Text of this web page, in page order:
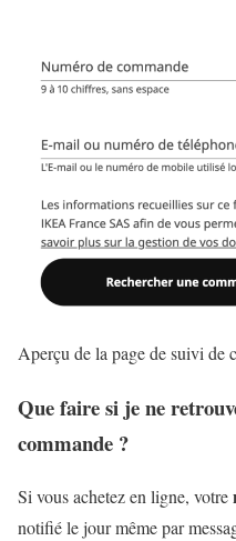
Aperçu de la page de suivi de
Que faire si je ne
commande ?
Si vous achetez en ligne, votre
notifié le jour même par